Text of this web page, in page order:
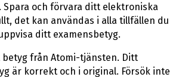
Spara och förvara ditt elektroniska
det kan användas i alla tillfällen du
ditt examensbetyg.
betyg från Atomi-tjänsten. Ditt
är korrekt och i original. Försök inte